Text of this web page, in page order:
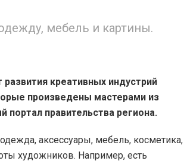
мебель и картины.
развития креативных индустрий
произведены мастерами из
правительства региона.
аксессуары, мебель, косметика,
художников. Например, есть